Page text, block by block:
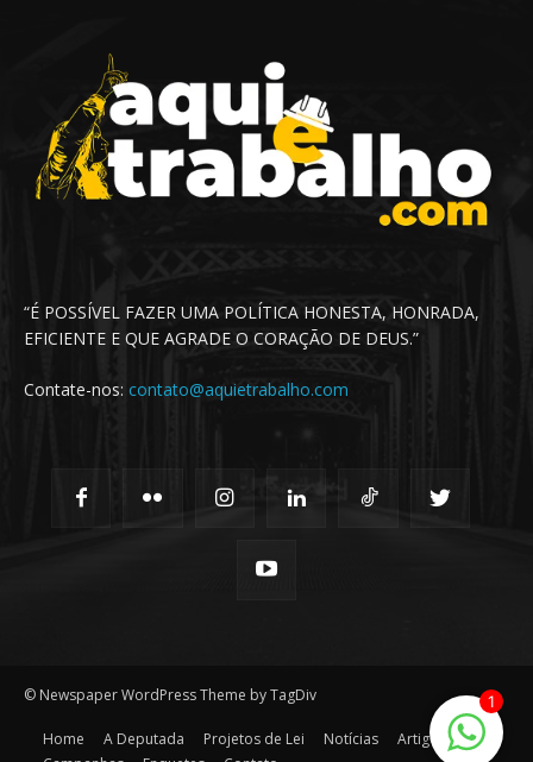
“É POSSÍVEL FAZER UMA POLÍTICA HONESTA, HONRADA,
EFICIENTE E QUE AGRADE O CORAÇÃO DE DEUS.”
Contate-nos: contato@aquietrabalho.com
© Newspaper WordPress Theme by TagDiv
Home A Deputada Projetos de Lei Notícias
Artigos
1